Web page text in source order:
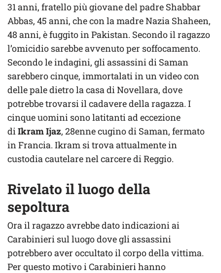
31 anni, fratello più giovane del padre Shabbar
Abbas, 45 anni, che con la madre Nazia Shaheen,
48 anni, è fuggito in Pakistan. Secondo il ragazzo
l’omicidio sarebbe avvenuto per soffocamento.
Secondo le indagini, gli assassini di Saman
sarebbero cinque, immortalati in un video con
delle pale dietro la casa di Novellara, dove
potrebbe trovarsi il cadavere della ragazza. I
cinque uomini sono latitanti ad eccezione
di Ikram Ijaz, 28enne cugino di Saman, fermato
in Francia. Ikram si trova attualmente in
custodia cautelare nel carcere di Reggio.
Rivelato il luogo della
sepoltura
Ora il ragazzo avrebbe dato indicazioni ai
Carabinieri sul luogo dove gli assassini
potrebbero aver occultato il corpo della vittima.
Per questo motivo i Carabinieri hanno